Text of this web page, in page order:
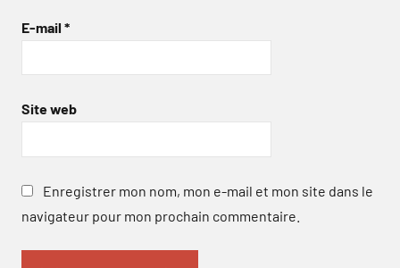
E-mail *
Site web
Enregistrer mon nom, mon e-mail et mon site dans le
navigateur pour mon prochain commentaire.